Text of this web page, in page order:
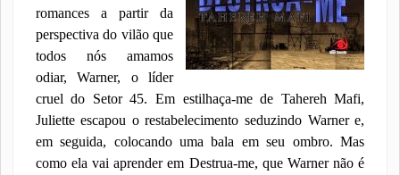
romances a partir da
perspectiva do vilão que
todos nós amamos
odiar, Warner, o líder
cruel do Setor 45. Em estilhaça-me de Tahereh Mafi,
Juliette escapou o restabelecimento seduzindo Warner e,
em seguida, colocando uma bala em seu ombro. Mas
como ela vai aprender em Destrua-me, que Warner não é